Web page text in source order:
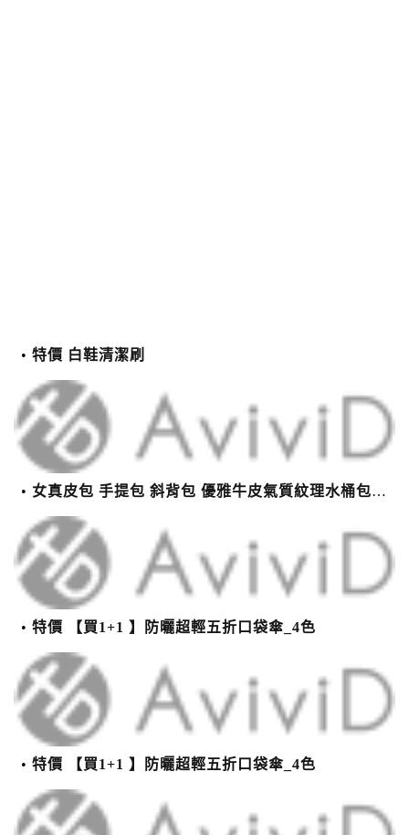
特價 白鞋清潔刷
女真皮包 手提包 斜背包 優雅牛皮氣質紋理水桶包(2色)【XBO7950112】＊艾美時尚(現+預)
特價 【買1+1 】防曬超輕五折口袋傘_4色
特價 【買1+1 】防曬超輕五折口袋傘_4色